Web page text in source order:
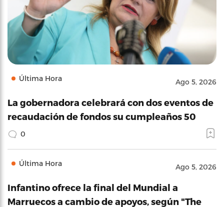
Última Hora Ago 5, 2026
La gobernadora celebrará con dos eventos de
recaudación de fondos su cumpleaños 50
0
Última Hora Ago 5, 2026
Infantino ofrece la final del Mundial a
Marruecos a cambio de apoyos, según "The